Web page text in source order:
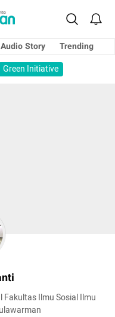
Audio Story
Trending
Green Initiative
Ilmu Sosial Ilmu